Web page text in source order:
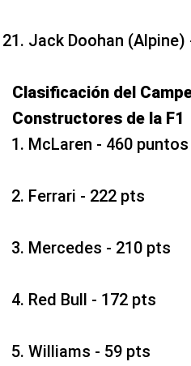
Jack Doohan (Alpine)
Clasificación del
Constructores de la F1
McLaren - 460 puntos
Ferrari - 222 pts
Mercedes - 210 pts
Red Bull - 172 pts
Williams - 59 pts